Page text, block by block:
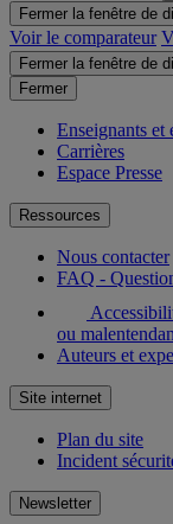
Fermer la fenêtre de
Voir le comparateur
Fermer la fenêtre de
Fermer
Enseignants et
Carrières
Espace Presse
Ressources
Nous contacter
FAQ -
ou
Auteurs et
Site internet
Plan du site
Incident
Newsletter